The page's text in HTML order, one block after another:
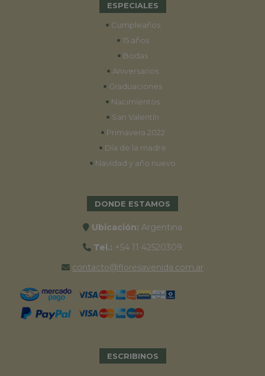
ESPECIALES
• Cumpleaños
• 15 años
• Bodas
• Aniversarios
• Graduaciones
• Nacimientos
• San Valentín
• Primavera 2022
• Día de la madre
• Navidad y año nuevo
DONDE ESTAMOS
Ubicación: Argentina
Tel.: +54 11 42520309
contacto@floresavenida.com.ar
ESCRIBINOS